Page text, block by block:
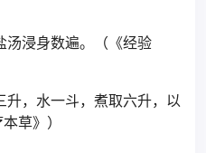
汤浸身数遍。（《经验
升，水一斗，煮取六升，以
草》）